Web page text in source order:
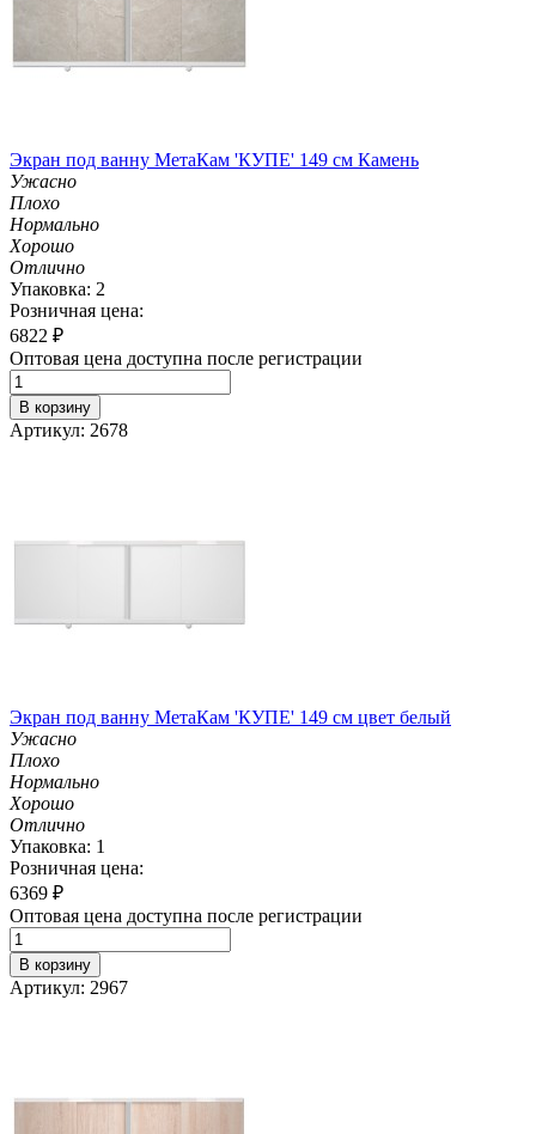
Экран под ванну МетаКам 'КУПЕ' 149 см Камень
Ужасно
Плохо
Нормально
Хорошо
Отлично
Упаковка: 2
Розничная цена:
6822 ₽
Оптовая цена доступна после регистрации
В корзину
Артикул: 2678
Экран под ванну МетаКам 'КУПЕ' 149 см цвет белый
Ужасно
Плохо
Нормально
Хорошо
Отлично
Упаковка: 1
Розничная цена:
6369 ₽
Оптовая цена доступна после регистрации
В корзину
Артикул: 2967